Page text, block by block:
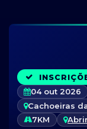
04 out 2026
Cachoeiras
7KM